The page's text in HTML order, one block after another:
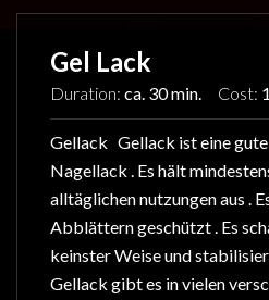
Gel Lack
Duration: ca. 30 min. Cost:
Gellack Gellack ist eine
Nagellack . Es hält
alltäglichen nutzungen aus .
Abblättern geschützt . Es
keinster Weise und
Gellack gibt es in vielen